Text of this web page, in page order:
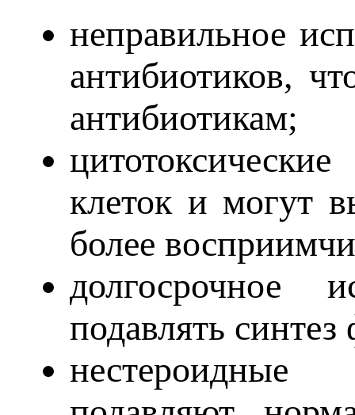
неправильное
антибиотиков,
антибиотикам;
клеток и могут
более
долгосрочное
подавлять
нестероидные